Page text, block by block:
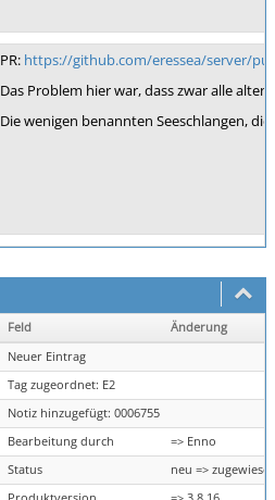
PR: https://github.com/eressea/server/
Das Problem hier war, dass zwar alle
Die wenigen benannten Seeschlangen,
Feld
Änderung
Neuer Eintrag
Tag zugeordnet: E2
Notiz hinzugefügt: 0006755
Bearbeitung durch
=> Enno
Status
neu =>